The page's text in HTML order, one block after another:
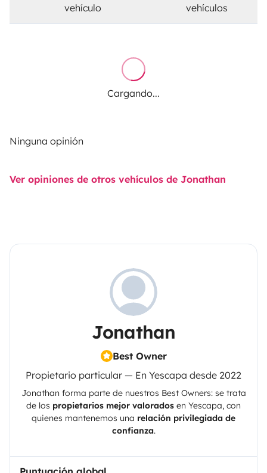
vehículo
vehículos
Cargando...
Ninguna opinión
Ver opiniones de otros vehículos de Jonathan
Jonathan
Best Owner
Propietario particular — En Yescapa desde 2022
Jonathan forma parte de nuestros Best Owners: se trata
de los propietarios mejor valorados en Yescapa, con
quienes mantenemos una relación privilegiada de
confianza.